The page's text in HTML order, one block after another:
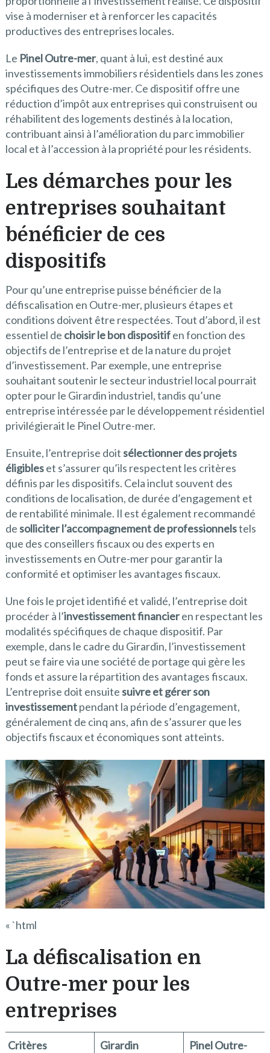
vise à moderniser et à renforcer les capacités
productives des entreprises locales.
Le Pinel Outre-mer, quant à lui, est destiné aux
investissements immobiliers résidentiels dans les zones
spécifiques des Outre-mer. Ce dispositif offre une
réduction d’impôt aux entreprises qui construisent ou
réhabilitent des logements destinés à la location,
contribuant ainsi à l’amélioration du parc immobilier
local et à l’accession à la propriété pour les résidents.
Les démarches pour les
entreprises souhaitant
bénéficier de ces
dispositifs
Pour qu’une entreprise puisse bénéficier de la
défiscalisation en Outre-mer, plusieurs étapes et
conditions doivent être respectées. Tout d’abord, il est
essentiel de choisir le bon dispositifen fonction des
objectifs de l’entreprise et de la nature du projet
d’investissement. Par exemple, une entreprise
souhaitant soutenir le secteur industriel local pourrait
opter pour le Girardin industriel, tandis qu’une
entreprise intéressée par le développement résidentiel
privilégierait le Pinel Outre-mer.
Ensuite, l’entreprise doitsélectionner des projets
éligibleset s’assurer qu’ils respectent les critères
définis par les dispositifs. Cela inclut souvent des
conditions de localisation, de durée d’engagement et
de rentabilité minimale. Il est également recommandé
desolliciter l’accompagnement de professionnelstels
que des conseillers fiscaux ou des experts en
investissements en Outre-mer pour garantir la
conformité et optimiser les avantages fiscaux.
Une fois le projet identifié et validé, l’entreprise doit
procéder à l’investissement financieren respectant les
modalités spécifiques de chaque dispositif. Par
exemple, dans le cadre du Girardin, l’investissement
peut se faire via une société de portage qui gère les
fonds et assure la répartition des avantages fiscaux.
L’entreprise doit ensuitesuivre et gérer son
investissementpendant la période d’engagement,
généralement de cinq ans, afin de s’assurer que les
objectifs fiscaux et économiques sont atteints.
« `html
La défiscalisation en
Outre-mer pour les
entreprises
Critères Girardin
Pinel Outre-